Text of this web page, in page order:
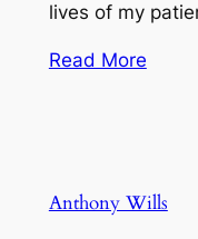
lives of my
Read More
Anthony Wills